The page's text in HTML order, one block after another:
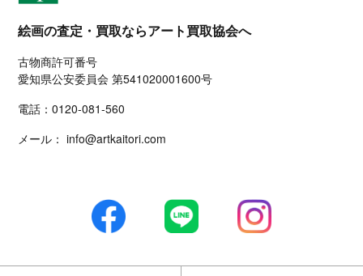
絵画の査定・買取ならアート買取協会へ
古物商許可番号
愛知県公安委員会 第541020001600号
電話：0120-081-560
メール： info@artkaitori.com